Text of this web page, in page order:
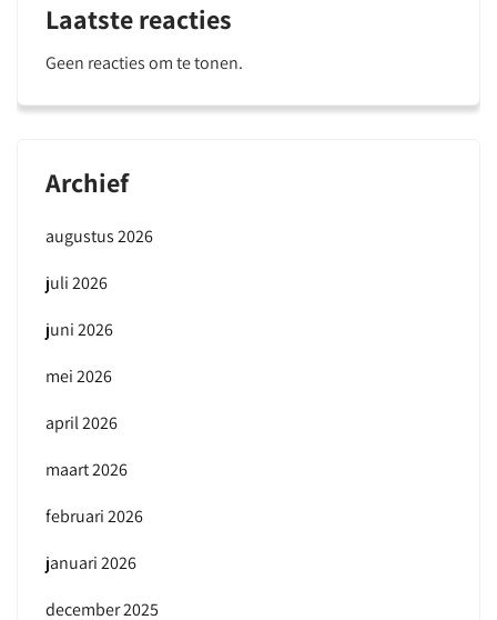
Laatste reacties
Geen reacties om te tonen.
Archief
augustus 2026
juli 2026
juni 2026
mei 2026
april 2026
maart 2026
februari 2026
januari 2026
december 2025